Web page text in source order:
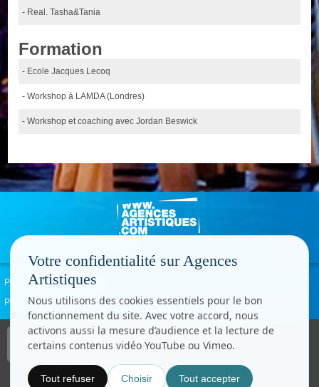
- Real. Tasha&Tania
Formation
- Ecole Jacques Lecoq
- Workshop à LAMDA (Londres)
- Workshop et coaching avec Jordan Beswick
Politique de confidentialité
Paramètres cookies
Copyright © CC.Comunication
Tous droits réservés
Votre confidentialité sur Agences
Artistiques
Nous utilisons des cookies essentiels pour le bon
fonctionnement du site. Avec votre accord, nous
activons aussi la mesure d’audience et la lecture de
certains contenus vidéo YouTube ou Vimeo.
Tout refuser Choisir Tout accepter